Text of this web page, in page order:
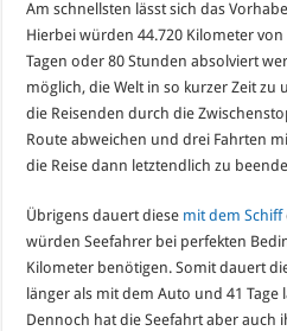
Am schnellsten lässt sich das
Hierbei würden 44.720 Kilometer
Tagen oder 80 Stunden absolviert
möglich, die Welt in so kurzer Zeit
die Reisenden durch die
Route abweichen und drei Fahrten
die Reise dann letztendlich zu
Übrigens dauert diese mit dem Schiff
würden Seefahrer bei perfekten
Kilometer benötigen. Somit dauert
länger als mit dem Auto und 41 Tage
Dennoch hat die Seefahrt aber auch